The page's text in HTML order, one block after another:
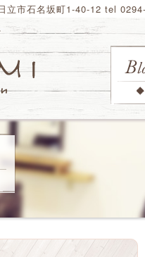
市石名坂町1-40-12 tel